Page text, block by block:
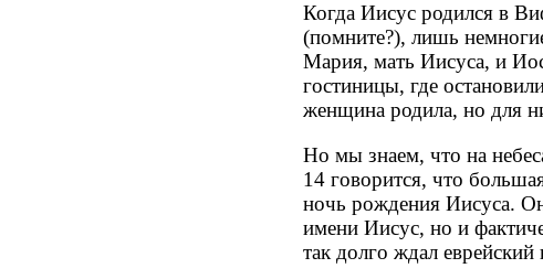
Когда Иисус родился в
(помните?), лишь
Мария, мать Иисуса, и
гостиницы, где
женщина родила, но для
Но мы знаем, что на
14 говорится, что
ночь рождения Иисуса.
имени Иисус, но и
так долго ждал еврейский